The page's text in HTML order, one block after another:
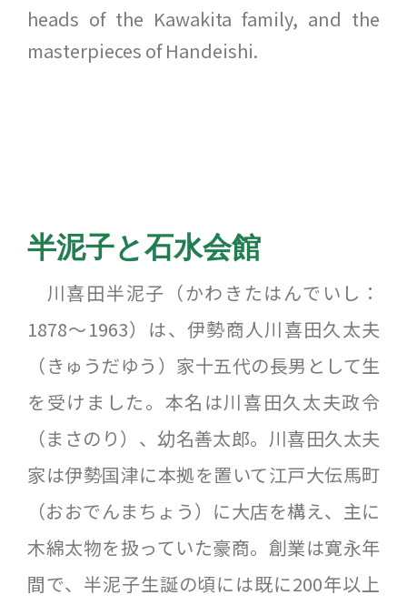
heads of the Kawakita family, and the
masterpieces of Handeishi.
半泥子と石水会館
川喜田半泥子（かわきたはんでいし：
1878〜1963）は、伊勢商人川喜田久太夫
（きゅうだゆう）家十五代の長男として生
を受けました。本名は川喜田久太夫政令
（まさのり）、幼名善太郎。川喜田久太夫
家は伊勢国津に本拠を置いて江戸大伝馬町
（おおでんまちょう）に大店を構え、主に
木綿太物を扱っていた豪商。創業は寛永年
間で、半泥子生誕の頃には既に200年以上